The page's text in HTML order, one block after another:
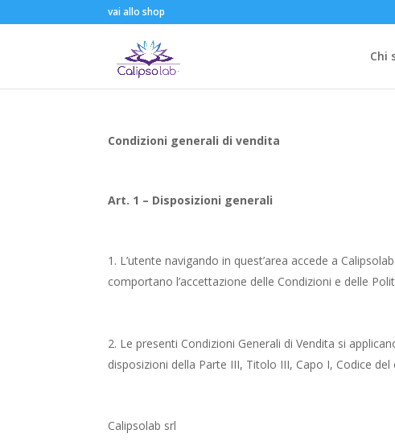
vai allo shop
Chi
Condizioni generali di vendita
Art. 1 – Disposizioni generali
L’utente navigando in quest’area accede a
comportano l’accettazione delle Condizioni e delle
Le presenti Condizioni Generali di Vendita si
disposizioni della Parte III, Titolo III, Capo I, Codice
Calipsolab srl